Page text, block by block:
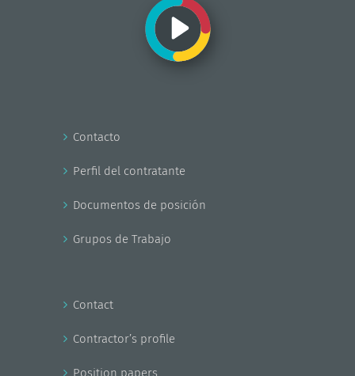
Contacto
Perfil del contratante
Documentos de posición
Grupos de Trabajo
Contact
Contractor’s profile
Position papers